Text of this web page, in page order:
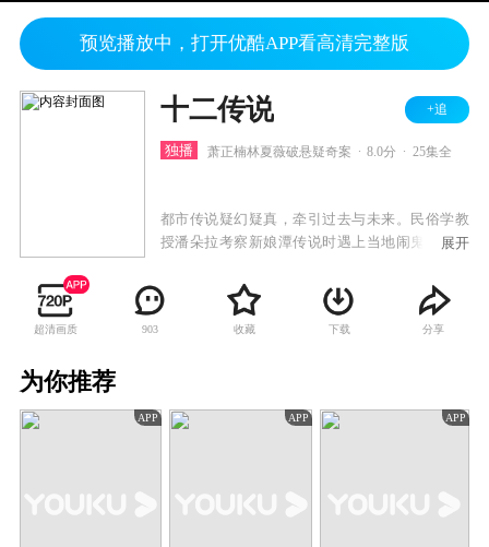
预览播放中，打开优酷APP看高清完整版
十二传说 +追
独播 萧正楠林夏薇破悬疑奇案 8.0分 25集全
都市传说疑幻疑真，牵引过去与未来。民俗学教
授潘朵拉考察新娘潭传说时遇上当地闹鬼，她发
相，揭开准新娘黄玉不为人知的身世。潘朵拉恩
师失踪七年，其子竟是傅子博，二人决定完成其
未完成的论文《香港都会传说》，考察期间竟遇
当年事，竟辗转查到母亲经营的当铺，此时傅子
展开
超清画质 903 收藏 下载 分享
为你推荐
APP APP APP